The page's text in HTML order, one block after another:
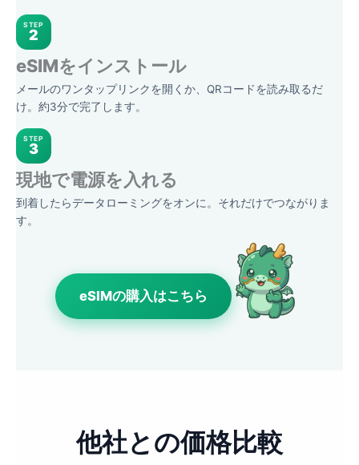
STEP
2
eSIMをインストール
メールのワンタップリンクを開くか、QRコードを読み取るだ
け。約3分で完了します。
STEP
3
現地で電源を入れる
到着したらデータローミングをオンに。それだけでつながりま
す。
eSIMの購入はこちら
他社との価格比較